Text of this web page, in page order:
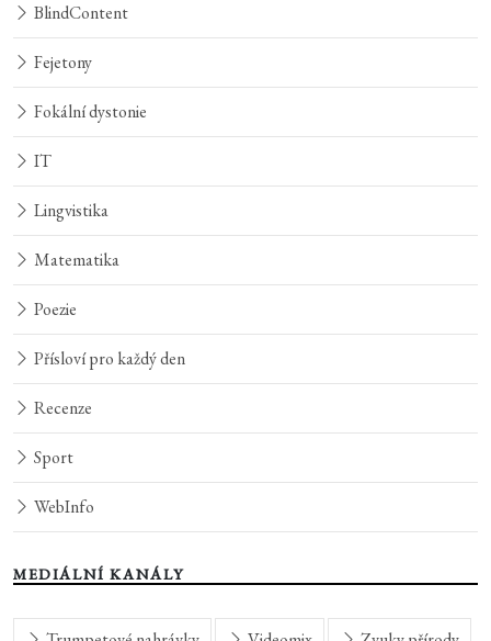
BlindContent
Fejetony
Fokální dystonie
IT
Lingvistika
Matematika
Poezie
Přísloví pro každý den
Recenze
Sport
WebInfo
MEDIÁLNÍ KANÁLY